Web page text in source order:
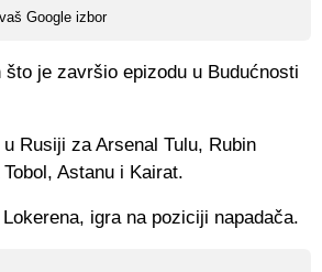
Google izbor
je završio epizodu u Budućnosti
Rusiji za Arsenal Tulu, Rubin
Astanu i Kairat.
igra na poziciji napadača.